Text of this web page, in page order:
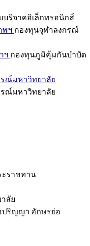
บริจาคอิเล็กทรอนิกส์
พฯ กองทุนจุฬาลงกรณ์
ฯ กองทุนภูมิคุ้มกันบำบัด
รณ์มหาวิทยาลัย
รณ์มหาวิทยาลัย
ะราชทาน
ลัย
ปริญญา อักษรย่อ